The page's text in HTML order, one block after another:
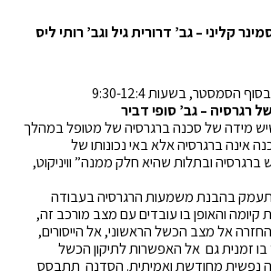
הסמסטר, בשעות 9:30-12:4
רגרסיה – גב’ סופי דביר
מידה של סכנה ברגרסיה של מטופל במהלך
אינה ברגרסיה אלא באי נכונותו של
ברגרסיה ובתלות שהיא חלק ממנה” וויניקוט,
בהבנת משמעות הרגרסיה בעבודה
קיומה והאופן בו עובדים עם מצב מורכב זה,
אל מצב הכשל הראשוני, אל הייסורים,
זמנית גם אל האפשרות לתיקון הכשל
נפשית מחודשת ואמיתית. הסדנה תתבסס